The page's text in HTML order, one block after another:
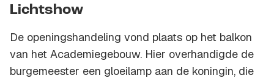
Lichtshow
De openingshandeling vond plaats op het balkon
van het Academiegebouw. Hier overhandigde de
burgemeester een gloeilamp aan de koningin, die